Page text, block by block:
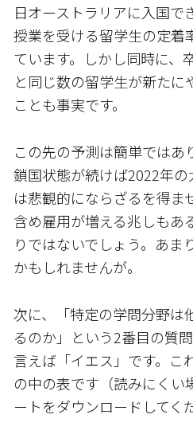
日オーストラリアに入国で
授業を受ける留学生の定着
ています。しかし同時に、
と同じ数の留学生が新たに
ことも事実です。
この先の予測は簡単ではあ
鎖国状態が続けば2022年
は悲観的にならざるを得ま
含め雇用が増える兆しもあ
りではないでしょう。あま
かもしれませんが。
次に、「特定の学問分野は
るのか」という2番目の質
言えば「イエス」です。こ
の中の表です（読みにくい
ートをダウンロードしてく